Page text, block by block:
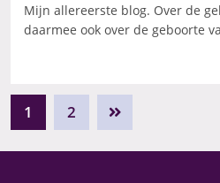
Mijn allereerste blog. Over de
daarmee ook over de geboorte
1 2